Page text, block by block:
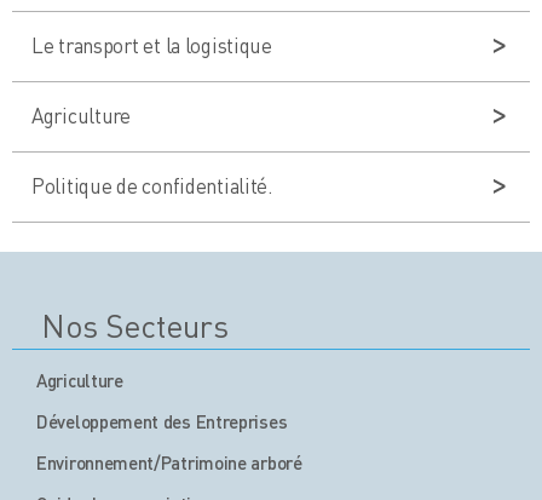
Le transport et la logistique
Agriculture
Politique de confidentialité.
Nos Secteurs
Agriculture
Développement des Entreprises
Environnement/Patrimoine arboré